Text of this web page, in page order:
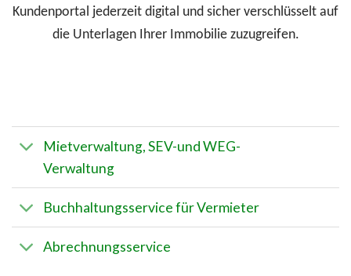
Kundenportal jederzeit digital und sicher verschlüsselt auf
die Unterlagen Ihrer Immobilie zuzugreifen.
Mietverwaltung, SEV-und WEG-
Verwaltung
Buchhaltungsservice für Vermieter
Abrechnungsservice